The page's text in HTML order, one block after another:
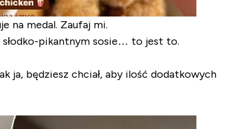
na medal. Zaufaj mi.
słodko-pikantnym sosie… to jest to.
ja, będziesz chciał, aby ilość dodatkowych